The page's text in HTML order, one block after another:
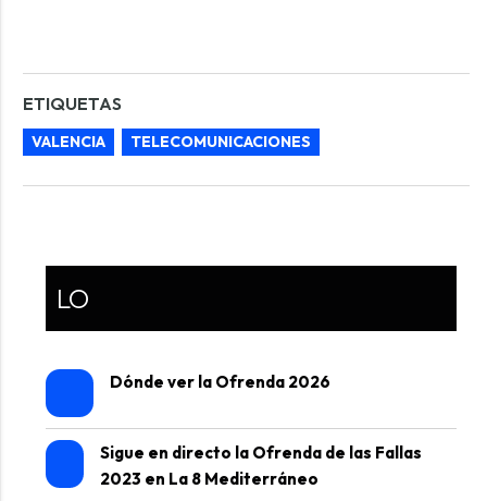
ETIQUETAS
VALENCIA TELECOMUNICACIONES
LO
Dónde ver la Ofrenda 2026
Sigue en directo la Ofrenda de las Fallas
2023 en La 8 Mediterráneo